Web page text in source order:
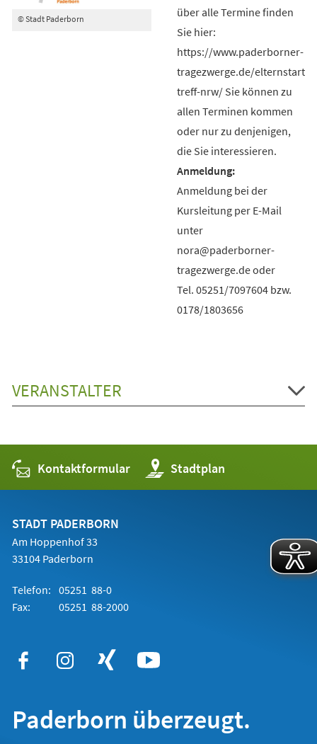
© Stadt Paderborn
über alle Termine finden
Sie hier:
https://www.paderborner-
tragezwerge.de/elternstart-
treff-nrw/ Sie können zu
allen Terminen kommen
oder nur zu denjenigen,
die Sie interessieren.
Anmeldung bei der
Kursleitung per E-Mail
unter
nora@paderborner-
tragezwerge.de oder
Tel. 05251/7097604 bzw.
0178/1803656
VERANSTALTER
Kontaktformular Stadtplan
(Öffnet
in
einem
STADT PADERBORN
Am Hoppenhof 33
33104 Paderborn
Telefon: 05251 88-0
Fax:
05251 88-2000
Paderborn überzeugt.